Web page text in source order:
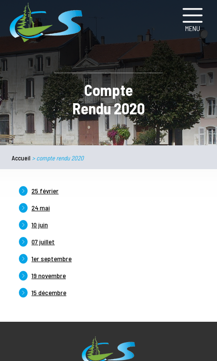
MENU
Compte
Rendu 2020
Accueil >compte rendu 2020
25 février
24 mai
10 juin
07 juillet
1er septembre
19 novembre
15 décembre